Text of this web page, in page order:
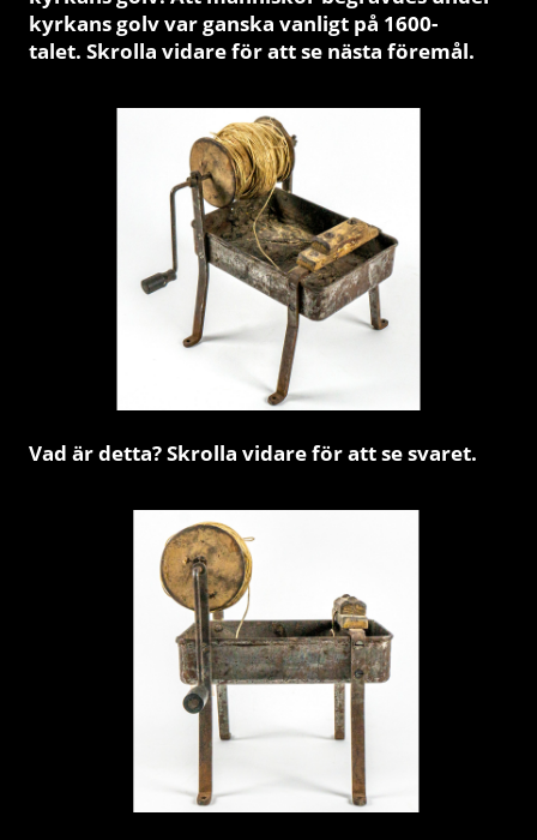
kyrkans golv var ganska vanligt på 1600-
talet. Skrolla vidare för att se nästa föremål.
Vad är detta? Skrolla vidare för att se svaret.